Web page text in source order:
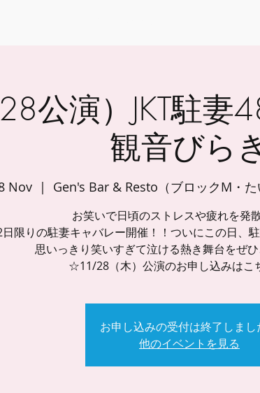
公演）JKT駐妻
観音びら
Nov
  |
Gen's Bar & Resto（ブロックM・た
お笑いで日頃のストレスや疲れを発
日限りの駐妻キャバレー開催！！ついにこの日、
思いっきり笑いすぎて泣ける熱き舞台をぜひ
☆11/28（木）公演のお申し込みは
お申し込みの受付は終了しまし
他のイベントを見る